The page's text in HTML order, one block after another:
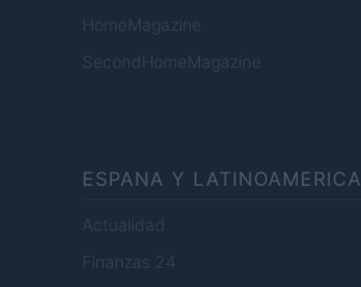
HomeMagazine
SecondHomeMagazine
ESPANA Y LATINOAMERICA
Actualidad
Finanzas 24